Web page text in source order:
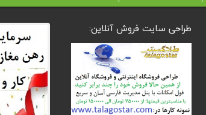
طراحی سایت فروش آنلاین: